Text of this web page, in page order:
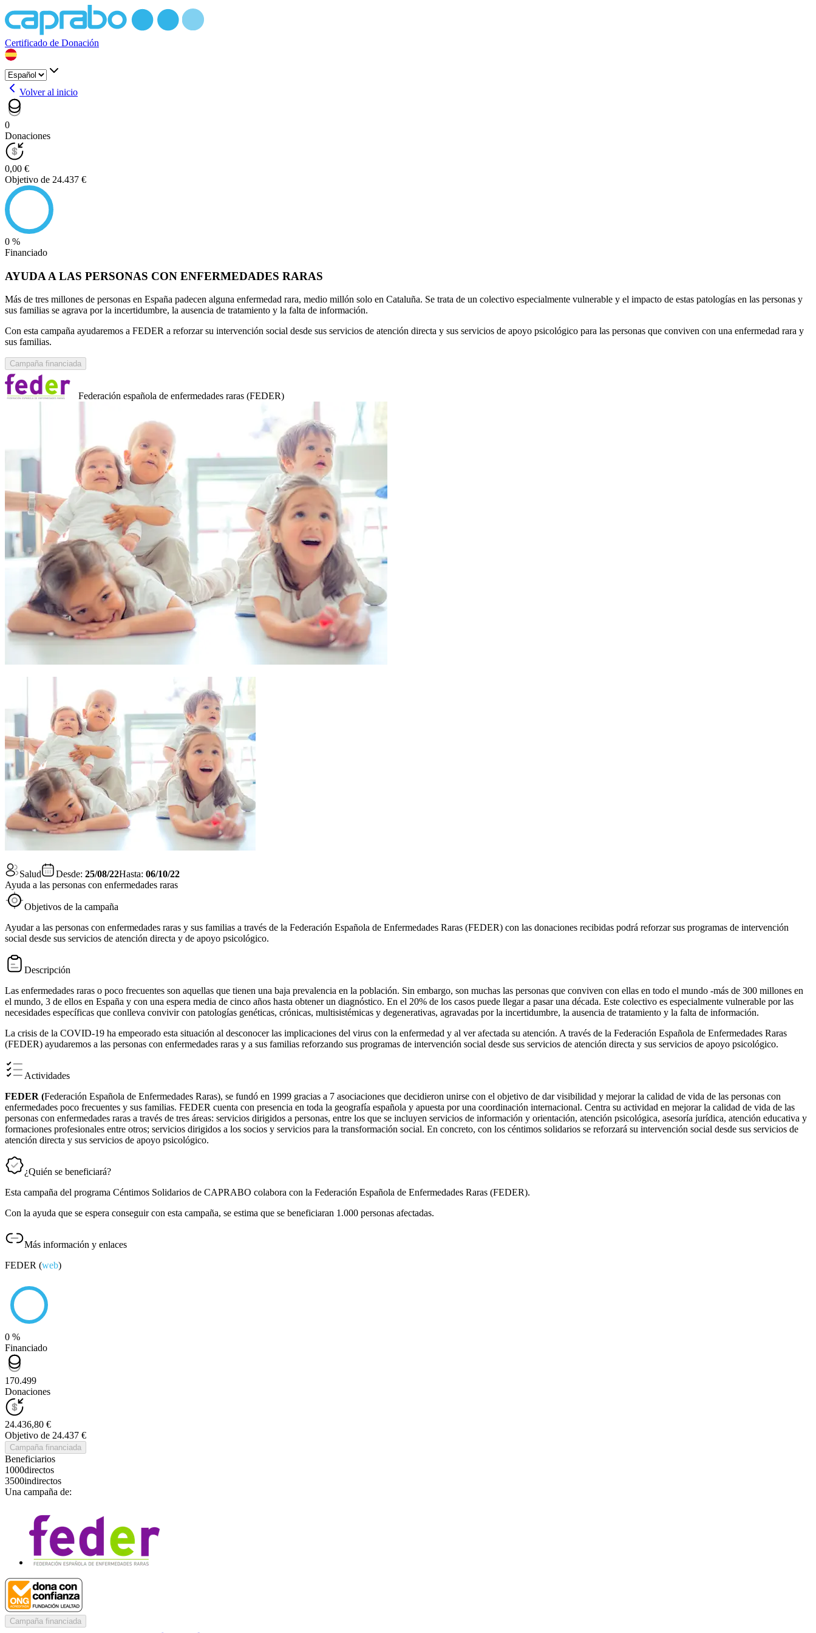
Certificado de Donación
Volver al inicio
0
Donaciones
0,00 €
Objetivo de 24.437 €
0 %
Financiado
AYUDA A LAS PERSONAS CON ENFERMEDADES RARAS
Más de tres millones de personas en España padecen alguna enfermedad rara, medio millón solo en Cataluña. Se trata de un colectivo especialmente vulnerable y el impacto de estas patologías en las personas y
sus familias se agrava por la incertidumbre, la ausencia de tratamiento y la falta de información.
Con esta campaña ayudaremos a FEDER a reforzar su intervención social desde sus servicios de atención directa y sus servicios de apoyo psicológico para las personas que conviven con una enfermedad rara y
sus familias.
Campaña financiada
Federación española de enfermedades raras (FEDER)
Salud Desde: 25/08/22Hasta: 06/10/22
Ayuda a las personas con enfermedades raras
Objetivos de la campaña
Ayudar a las personas con enfermedades raras y sus familias a través de la Federación Española de Enfermedades Raras (FEDER) con las donaciones recibidas podrá reforzar sus programas de intervención
social desde sus servicios de atención directa y de apoyo psicológico.
Descripción
Las enfermedades raras o poco frecuentes son aquellas que tienen una baja prevalencia en la población. Sin embargo, son muchas las personas que conviven con ellas en todo el mundo -más de 300 millones en
el mundo, 3 de ellos en España y con una espera media de cinco años hasta obtener un diagnóstico. En el 20% de los casos puede llegar a pasar una década. Este colectivo es especialmente vulnerable por las
necesidades específicas que conlleva convivir con patologías genéticas, crónicas, multisistémicas y degenerativas, agravadas por la incertidumbre, la ausencia de tratamiento y la falta de información.
La crisis de la COVID-19 ha empeorado esta situación al desconocer las implicaciones del virus con la enfermedad y al ver afectada su atención. A través de la Federación Española de Enfermedades Raras
(FEDER) ayudaremos a las personas con enfermedades raras y a sus familias reforzando sus programas de intervención social desde sus servicios de atención directa y sus servicios de apoyo psicológico.
Actividades
FEDER (Federación Española de Enfermedades Raras), se fundó en 1999 gracias a 7 asociaciones que decidieron unirse con el objetivo de dar visibilidad y mejorar la calidad de vida de las personas con
enfermedades poco frecuentes y sus familias. FEDER cuenta con presencia en toda la geografía española y apuesta por una coordinación internacional. Centra su actividad en mejorar la calidad de vida de las
personas con enfermedades raras a través de tres áreas: servicios dirigidos a personas, entre los que se incluyen servicios de información y orientación, atención psicológica, asesoría jurídica, atención educativa y
formaciones profesionales entre otros; servicios dirigidos a los socios y servicios para la transformación social. En concreto, con los céntimos solidarios se reforzará su intervención social desde sus servicios de
atención directa y sus servicios de apoyo psicológico.
¿Quién se beneficiará?
Esta campaña del programa Céntimos Solidarios de CAPRABO colabora con la Federación Española de Enfermedades Raras (FEDER).
Con la ayuda que se espera conseguir con esta campaña, se estima que se beneficiaran 1.000 personas afectadas.
Más información y enlaces
FEDER (web)
0 %
Financiado
170.499
Donaciones
24.436,80 €
Objetivo de 24.437 €
Campaña financiada
Beneficiarios
1000directos
3500indirectos
Una campaña de:
Campaña financiada